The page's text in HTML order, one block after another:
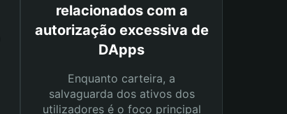
relacionados com a
autorização excessiva de
DApps
Enquanto carteira, a
salvaguarda dos ativos dos
utilizadores é o foco principal